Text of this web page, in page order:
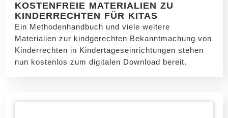
KOSTENFREIE MATERIALIEN ZU
KINDERRECHTEN FÜR KITAS
Ein Methodenhandbuch und viele weitere
Materialien zur kindgerechten Bekanntmachung von
Kinderrechten in Kindertageseinrichtungen stehen
nun kostenlos zum digitalen Download bereit.